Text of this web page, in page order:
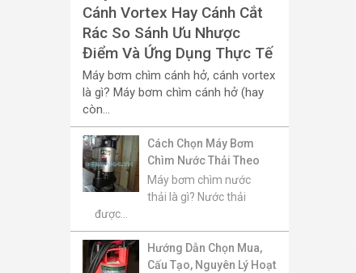
Cánh Vortex Hay Cánh Cắt
Rác So Sánh Ưu Nhược
Điểm Và Ứng Dụng Thực Tế
Máy bơm chìm cánh hở, cánh vortex
là gì? Máy bơm chìm cánh hở (hay
còn...
Cách Chọn Máy Bơm
Chìm Nước Thải Theo
Lưu Lượng, Cột Áp, Kích
Thước Hạt Rắn Và Môi
Máy bơm chìm nước
thải là gì? Nước thải
được...
Hướng Dẫn Chọn Mua,
Cấu Tạo, Nguyên Lý Hoạt